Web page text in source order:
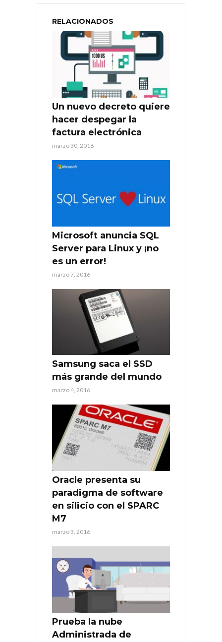
RELACIONADOS
Un nuevo decreto quiere
hacer despegar la
factura electrónica
marzo 30, 2016
Microsoft anuncia SQL
Server para Linux y ¡no
es un error!
marzo 7, 2016
Samsung saca el SSD
más grande del mundo
marzo 4, 2016
Oracle presenta su
paradigma de software
en silicio con el SPARC
M7
marzo 3, 2016
Prueba la nube
Administrada de